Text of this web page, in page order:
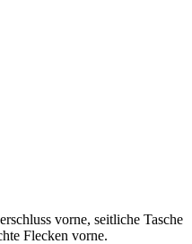
vorne, seitliche Tasche
Flecken vorne.